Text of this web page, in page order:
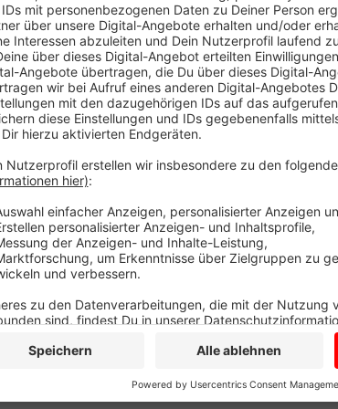
Der Verein organisiert, dass junge
Fachkräftelücke zu schließen. Das
Handwerker-Azubis betreut und
soll ein Raum sein, in dem sich die
leben, aber auch Lüdinghauser
aus Indien oder anderen Ländern
Anzeige